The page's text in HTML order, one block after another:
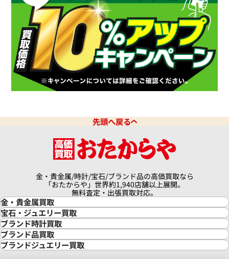
先頭へ戻る
金・貴金属/時計/宝石/ブランド品の高価買取なら
「おたからや」世界約1,940店舗以上展開。
無料査定・出張買取対応。
金・貴金属買取
金買取
金の相場価格情報
金の参考買取価格一覧
インゴット買取
インゴットの相場価格情報
宝石・ジュエリー買取
宝石・ジュエリー買取
ダイヤモンド買取
ダイヤモンド・宝石の参考価格一覧
リング・結婚指輪買取
ブランド時計買取
時計買取
ロレックス買取
ロレックス デイトナ買取
ブランド品買取
ブランド買取
ブランドジュエリー買取